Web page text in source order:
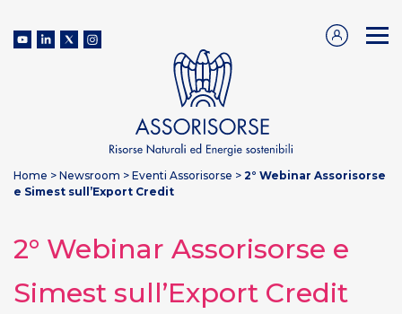
Home > Newsroom > Eventi Assorisorse > 2° Webinar Assorisorse
e Simest sull’Export Credit
2° Webinar Assorisorse e
Simest sull’Export Credit